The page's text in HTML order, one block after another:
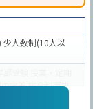
少人数制(10人以
受験
定着総合型選抜
化対策